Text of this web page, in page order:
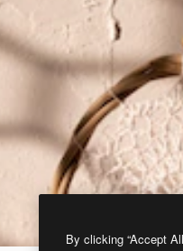
By clicking “Accept